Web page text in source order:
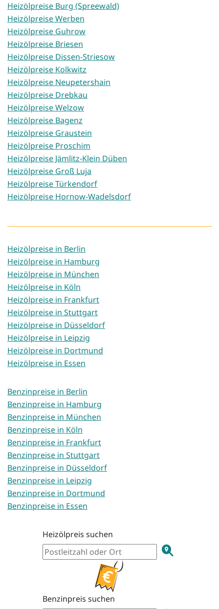
Heizölpreise Burg (Spreewald)
Heizölpreise Werben
Heizölpreise Guhrow
Heizölpreise Briesen
Heizölpreise Dissen-Striesow
Heizölpreise Kolkwitz
Heizölpreise Neupetershain
Heizölpreise Drebkau
Heizölpreise Welzow
Heizölpreise Bagenz
Heizölpreise Graustein
Heizölpreise Proschim
Heizölpreise Jämlitz-Klein Düben
Heizölpreise Groß Luja
Heizölpreise Türkendorf
Heizölpreise Hornow-Wadelsdorf
Heizölpreise in Berlin
Heizölpreise in Hamburg
Heizölpreise in München
Heizölpreise in Köln
Heizölpreise in Frankfurt
Heizölpreise in Stuttgart
Heizölpreise in Düsseldorf
Heizölpreise in Leipzig
Heizölpreise in Dortmund
Heizölpreise in Essen
Benzinpreise in Berlin
Benzinpreise in Hamburg
Benzinpreise in München
Benzinpreise in Köln
Benzinpreise in Frankfurt
Benzinpreise in Stuttgart
Benzinpreise in Düsseldorf
Benzinpreise in Leipzig
Benzinpreise in Dortmund
Benzinpreise in Essen
Heizölpreis suchen
Benzinpreis suchen